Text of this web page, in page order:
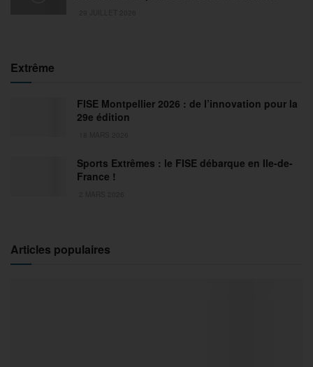
Extrême
FISE Montpellier 2026 : de l’innovation pour la
29e édition
Sports Extrêmes : le FISE débarque en Ile-de-
France !
Articles populaires